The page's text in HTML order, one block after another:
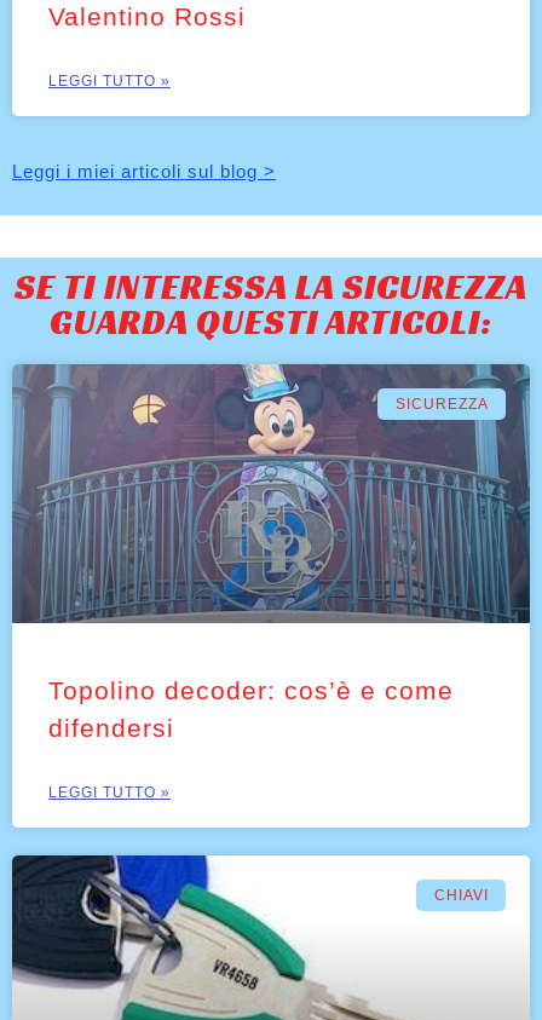
Valentino Rossi
LEGGI TUTTO »
Leggi i miei articoli sul blog >
SE TI INTERESSA LA SICUREZZA
GUARDA QUESTI ARTICOLI:
SICUREZZA
Topolino decoder: cos’è e come
difendersi
LEGGI TUTTO »
CHIAVI